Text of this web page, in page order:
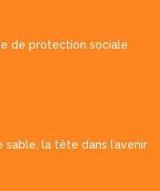
de protection sociale
sable, la tête dans l’avenir